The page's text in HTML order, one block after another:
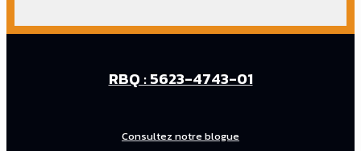
RBQ : 5623-4743-01
Consultez notre blogue